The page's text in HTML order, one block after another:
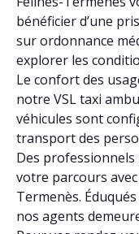
bénéficier d’une
sur ordonnance
explorer les
Le confort des
notre VSL taxi
véhicules sont
transport des
Des
votre parcours
Termenès.
nos agents